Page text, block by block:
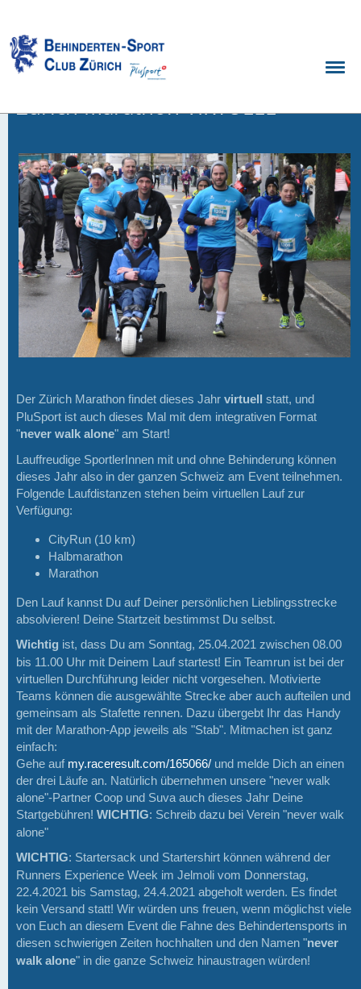
29.03.2021,
Zürich Marathon VIRTUELL
Der Zürich Marathon findet dieses Jahr virtuell statt, und
PluSport ist auch dieses Mal mit dem integrativen Format
"never walk alone" am Start!
Lauffreudige SportlerInnen mit und ohne Behinderung können
dieses Jahr also in der ganzen Schweiz am Event teilnehmen.
Folgende Laufdistanzen stehen beim virtuellen Lauf zur
Verfügung:
CityRun (10 km)
Halbmarathon
Marathon
Den Lauf kannst Du auf Deiner persönlichen Lieblingsstrecke
absolvieren! Deine Startzeit bestimmst Du selbst.
Wichtig ist, dass Du am Sonntag, 25.04.2021 zwischen 08.00
bis 11.00 Uhr mit Deinem Lauf startest! Ein Teamrun ist bei der
virtuellen Durchführung leider nicht vorgesehen. Motivierte
Teams können die ausgewählte Strecke aber auch aufteilen und
gemeinsam als Stafette rennen. Dazu übergebt Ihr das Handy
mit der Marathon-App jeweils als "Stab". Mitmachen ist ganz
einfach:
Gehe auf my.raceresult.com/165066/ und melde Dich an einen
der drei Läufe an. Natürlich übernehmen unsere "never walk
alone"-Partner Coop und Suva auch dieses Jahr Deine
Startgebühren! WICHTIG: Schreib dazu bei Verein "never walk
alone"
WICHTIG: Startersack und Startershirt können während der
Runners Experience Week im Jelmoli vom Donnerstag,
22.4.2021 bis Samstag, 24.4.2021 abgeholt werden. Es findet
kein Versand statt! Wir würden uns freuen, wenn möglichst viele
von Euch an diesem Event die Fahne des Behindertensports in
diesen schwierigen Zeiten hochhalten und den Namen "never
walk alone" in die ganze Schweiz hinaustragen würden!